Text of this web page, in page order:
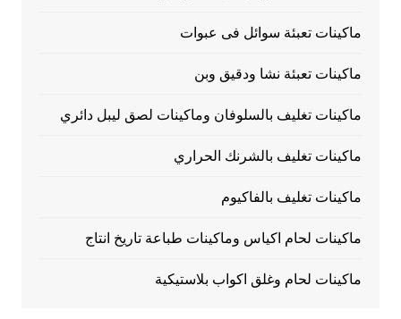
ماكينات تعبئة سوائل فى عبوات
ماكينات تعبئة نشا ودقيق وبن
ماكينات تغليف بالسلوفان وماكينات لصق ليبل دائري
ماكينات تغليف بالشرنك الحراري
ماكينات تغليف بالفاكيوم
ماكينات لحام اكياس وماكينات طباعة تاريخ انتاج
ماكينات لحام وغلق اكواب بلاستيكية